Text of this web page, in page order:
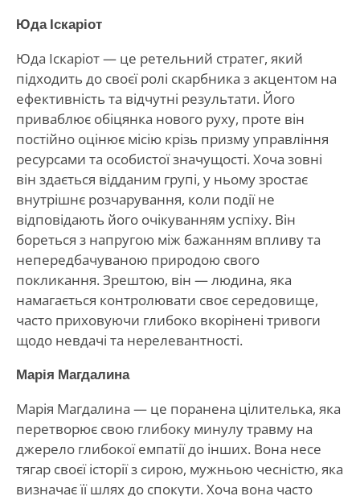
Юда Іскаріот
Юда Іскаріот — це ретельний стратег, який
підходить до своєї ролі скарбника з акцентом на
ефективність та відчутні результати. Його
приваблює обіцянка нового руху, проте він
постійно оцінює місію крізь призму управління
ресурсами та особистої значущості. Хоча зовні
він здається відданим групі, у ньому зростає
внутрішнє розчарування, коли події не
відповідають його очікуванням успіху. Він
бореться з напругою між бажанням впливу та
непередбачуваною природою свого
покликання. Зрештою, він — людина, яка
намагається контролювати своє середовище,
часто приховуючи глибоко вкорінені тривоги
щодо невдачі та нерелевантності.
Марія Магдалина
Марія Магдалина — це поранена цілителька, яка
перетворює свою глибоку минулу травму на
джерело глибокої емпатії до інших. Вона несе
тягар своєї історії з сирою, мужньою чесністю, яка
визначає її шлях до спокути. Хоча вона часто